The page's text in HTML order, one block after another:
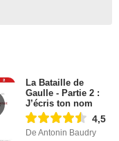
La Bataille de
Gaulle - Partie 2 :
J’écris ton nom
4,5
De Antonin Baudry